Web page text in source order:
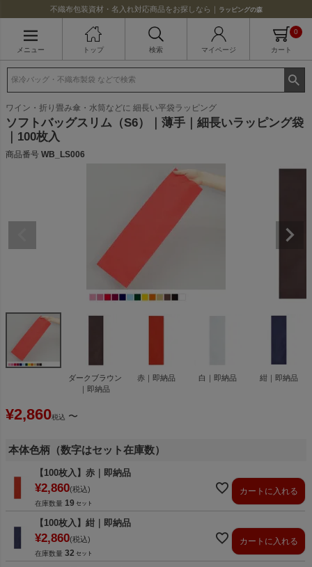
不織布包装資材・名入れ対応商品をお探しなら｜ ラッピングの森
メニュー トップ 検索 マイページ カート
0
ワイン・折り畳み傘・水筒などに 細長い平袋ラッピング
ソフトバッグスリム（S6）｜薄手｜細長いラッピング袋
｜100枚入
商品番号 WB_LS006
ダークブラウン
｜即納品
赤｜即納品 白｜即納品 紺｜即納品
¥2,860税込 〜
本体色柄（数字はセット在庫数）
【100枚入】赤｜即納品
¥2,860 税込
在庫数量 19
カートに入れる
【100枚入】紺｜即納品
¥2,860 税込
在庫数量 32
カートに入れる